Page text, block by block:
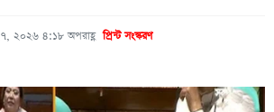
২০২৬ ৪:১৮ অপরাহ্ণপ্রিন্ট সংস্করণ